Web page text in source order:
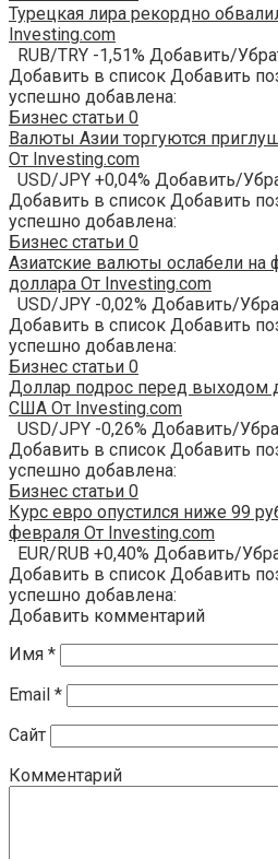
Турецкая лира рекордно
Investing.com
RUB/TRY -1,51% Добавить/
Добавить в список Добавить
успешно добавлена:
Бизнес статьи 0
Валюты Азии торгуются
От Investing.com
USD/JPY +0,04% Добавить/
Добавить в список Добавить
успешно добавлена:
Бизнес статьи 0
Азиатские валюты ослабели на
доллара От Investing.com
USD/JPY -0,02% Добавить/
Добавить в список Добавить
успешно добавлена:
Бизнес статьи 0
Доллар подрос перед выходом
США От Investing.com
USD/JPY -0,26% Добавить/
Добавить в список Добавить
успешно добавлена:
Бизнес статьи 0
Курс евро опустился ниже 99
февраля От Investing.com
EUR/RUB +0,40% Добавить/
Добавить в список Добавить
успешно добавлена:
Добавить комментарий
Имя *
Email *
Сайт
Комментарий